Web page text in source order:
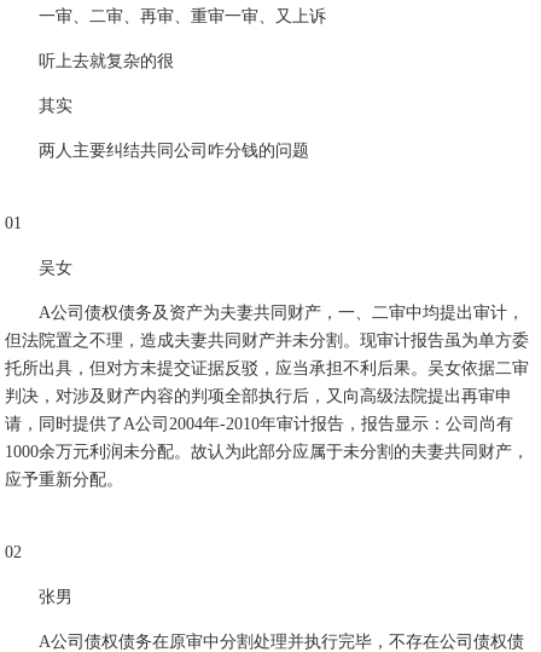
一审、二审、再审、重审一审、又上诉
听上去就复杂的很
其实
两人主要纠结共同公司咋分钱的问题
01
吴女
A公司债权债务及资产为夫妻共同财产，一、二审中均提出审计，
但法院置之不理，造成夫妻共同财产并未分割。现审计报告虽为单方委
托所出具，但对方未提交证据反驳，应当承担不利后果。吴女依据二审
判决，对涉及财产内容的判项全部执行后，又向高级法院提出再审申
请，同时提供了A公司2004年-2010年审计报告，报告显示：公司尚有
1000余万元利润未分配。故认为此部分应属于未分割的夫妻共同财产，
应予重新分配。
02
张男
A公司债权债务在原审中分割处理并执行完毕，不存在公司债权债